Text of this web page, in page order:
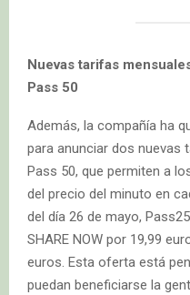
Nuevas tarifas
Pass 50
Además, la compañía ha
para anunciar dos nuevas
Pass 50, que permiten a
del precio del minuto en
del día 26 de mayo,
SHARE NOW por 19,99
euros. Esta oferta está
puedan beneficiarse la